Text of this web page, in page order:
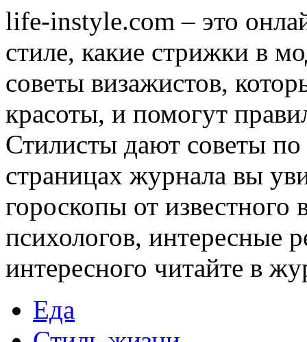
life-instyle.com – это
стиле, какие стрижки в
советы визажистов,
красоты, и помогут
Стилисты дают советы
страницах журнала вы
гороскопы от известного
психологов, интересные
интересного читайте в
Еда